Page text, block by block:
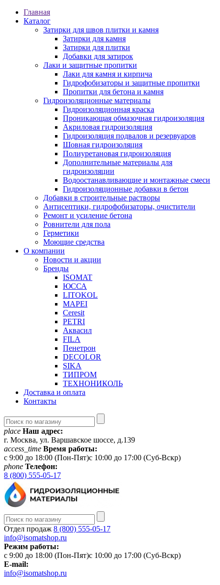
Главная
Каталог
Затирки для швов плитки и камня
Затирки для камня
Затирки для плитки
Добавки для затирок
Лаки и защитные пропитки
Лаки для камня и кирпича
Гидрофобизаторы и защитные пропитки
Пропитки для бетона и камня
Гидроизоляционные материалы
Гидроизоляционная краска
Проникающая обмазочная гидроизоляция
Акриловая гидроизоляция
Гидроизоляция подвалов и резервуаров
Шовная гидроизоляция
Полиуретановая гидроизоляция
Дополнительные материалы для
гидроизоляции
Водоостанавливающие и монтажные смеси
Гидроизоляционные добавки в бетон
Добавки в строительные растворы
Антисептики, гидрофобизаторы, очистители
Ремонт и усиление бетона
Ровнители для пола
Герметики
Моющие средства
О компании
Новости и акции
Бренды
ISOMAT
ЮССА
LITOKOL
MAPEI
Ceresit
PETRI
Аквасил
FILA
Пенетрон
DECOLOR
SIKA
ТИПРОМ
ТЕХНОНИКОЛЬ
Доставка и оплата
Контакты
place Наш адрес:
г. Москва, ул. Варшавское шоссе, д.139
access_time Время работы:
c 9:00 до 18:00 (Пон-Пят)c 10:00 до 17:00 (Суб-Вскр)
phone Телефон:
8 (800) 555-05-17
Отдел продаж 8 (800) 555-05-17
info@isomatshop.ru
Режим работы:
c 9:00 до 18:00 (Пон-Пят)c 10:00 до 17:00 (Суб-Вскр)
E-mail:
info@isomatshop.ru